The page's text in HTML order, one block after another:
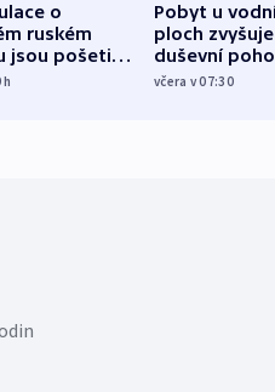
o
ruském
jsou pošetilé,
h
Pobyt u
ploch zvyšuje
duševní
ukázala
včera v 07:30